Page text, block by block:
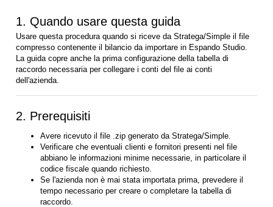
1. Quando usare questa guida
Usare questa procedura quando si riceve da Stratega/Simple il file
compresso contenente il bilancio da importare in Espando Studio.
La guida copre anche la prima configurazione della tabella di
raccordo necessaria per collegare i conti del file ai conti
dell'azienda.
2. Prerequisiti
Avere ricevuto il file .zip generato da Stratega/Simple.
Verificare che eventuali clienti e fornitori presenti nel file
abbiano le informazioni minime necessarie, in particolare il
codice fiscale quando richiesto.
Se l'azienda non è mai stata importata prima, prevedere il
tempo necessario per creare o completare la tabella di
raccordo.